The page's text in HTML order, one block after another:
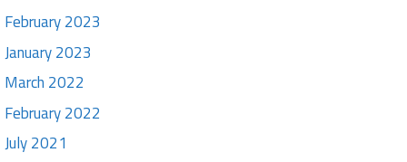
February 2023
January 2023
March 2022
February 2022
July 2021